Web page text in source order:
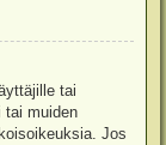
tai
tai muiden
Jos